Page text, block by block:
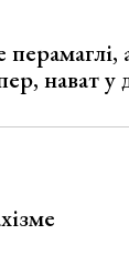
нават у